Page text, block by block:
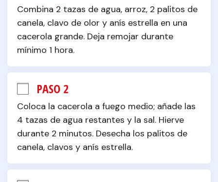
Combina 2 tazas de agua, arroz, 2 palitos de
canela, clavo de olor y anís estrella en una
cacerola grande. Deja remojar durante
mínimo 1 hora.
PASO 2
Coloca la cacerola a fuego medio; añade las
4 tazas de agua restantes y la sal. Hierve
durante 2 minutos. Desecha los palitos de
canela, clavos y anís estrella.